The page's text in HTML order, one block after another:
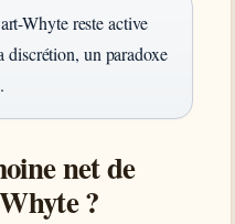
Whyte reste active
discrétion, un paradoxe
net de
?